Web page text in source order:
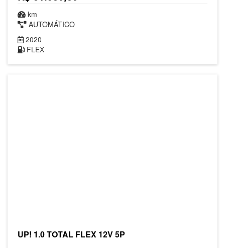
km
AUTOMÁTICO
2020
FLEX
UP! 1.0 TOTAL FLEX 12V 5P